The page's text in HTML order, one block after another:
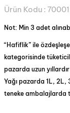
Ürün Kodu :
“Hafiflik” ile
kategorisinde
pazarda uzun
Yağı pazarda 1L, 2L,
teneke ambalajlarda
Not: Min 3 adet